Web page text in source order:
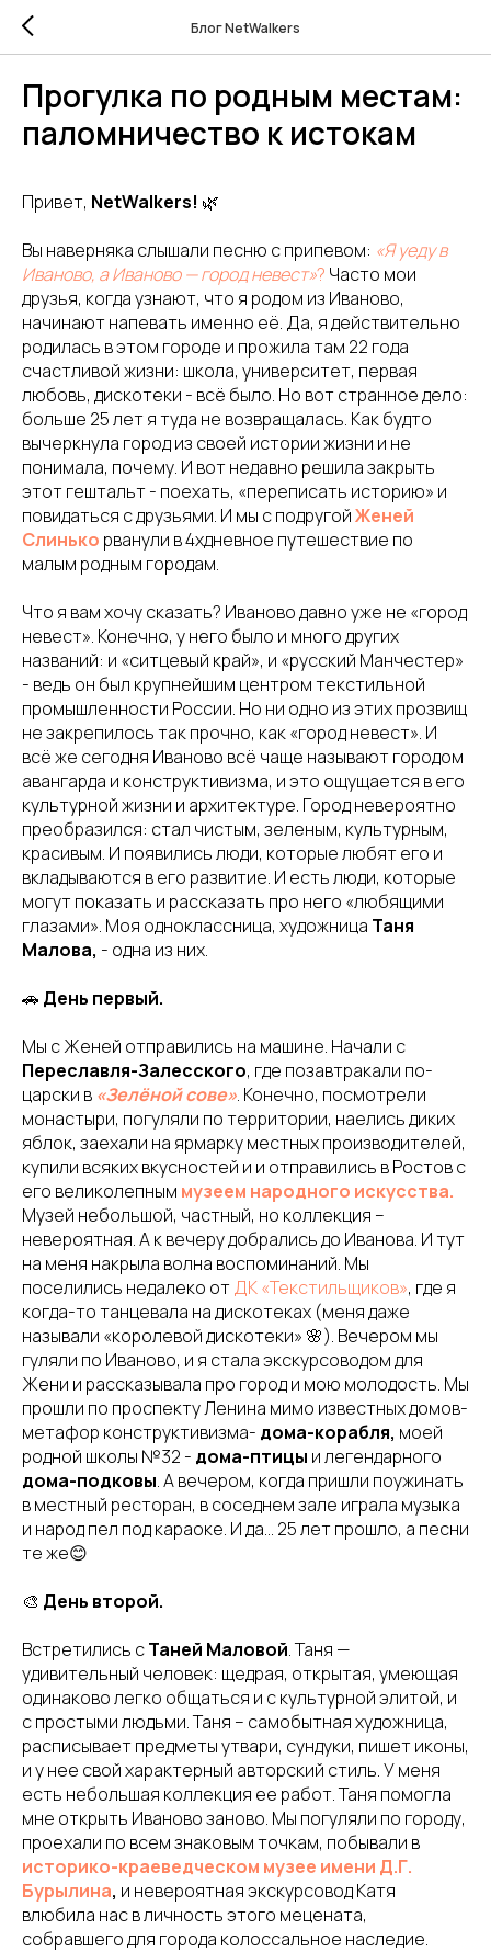
Блог NetWalkers
Прогулка по родным местам:
паломничество к истокам
Привет, NetWalkers! 🌿
Вы наверняка слышали песню с припевом: «Я уеду в
Иваново, а Иваново — город невест»? Часто мои
друзья, когда узнают, что я родом из Иваново,
начинают напевать именно её. Да, я действительно
родилась в этом городе и прожила там 22 года
счастливой жизни: школа, университет, первая
любовь, дискотеки - всё было. Но вот странное дело:
больше 25 лет я туда не возвращалась. Как будто
вычеркнула город из своей истории жизни и не
понимала, почему. И вот недавно решила закрыть
этот гештальт - поехать, «переписать историю» и
повидаться с друзьями. И мы с подругойЖеней
Слинько рванули в 4хдневное путешествие по
малым родным городам.
Что я вам хочу сказать? Иваново давно уже не «город
невест». Конечно, у него было и много других
названий: и «ситцевый край», и «русский Манчестер»
- ведь он был крупнейшим центром текстильной
промышленности России. Но ни одно из этих прозвищ
не закрепилось так прочно, как «город невест». И
всё же сегодня Иваново всё чаще называют городом
авангарда и конструктивизма, и это ощущается в его
культурной жизни и архитектуре. Город невероятно
преобразился: стал чистым, зеленым, культурным,
красивым. И появились люди, которые любят его и
вкладываются в его развитие. И есть люди, которые
могут показать и рассказать про него «любящими
глазами». Моя одноклассница, художница Таня
Малова, - одна из них.
🚗 День первый.
Мы с Женей отправились на машине. Начали с
Переславля-Залесского, где позавтракали по-
царски в «Зелёной сове». Конечно, посмотрели
монастыри, погуляли по территории, наелись диких
яблок, заехали на ярмарку местных производителей,
купили всяких вкусностей и и отправились в Ростов с
его великолепным музеем народного искусства.
Музей небольшой, частный, но коллекция –
невероятная. А к вечеру добрались до Иванова. И тут
на меня накрыла волна воспоминаний. Мы
поселились недалеко отДК «Текстильщиков», где я
когда-то танцевала на дискотеках (меня даже
называли «королевой дискотеки» 🌸). Вечером мы
гуляли по Иваново, и я стала экскурсоводом для
Жени и рассказывала про город и мою молодость. Мы
прошли по проспекту Ленина мимо известных домов-
метафор конструктивизма- дома-корабля, моей
родной школы №32 - дома-птицы и легендарного
дома-подковы. А вечером, когда пришли поужинать
в местный ресторан, в соседнем зале играла музыка
и народ пел под караоке. И да… 25 лет прошло, а песни
те же😊
🎨 День второй.
Встретились сТаней Маловой. Таня —
удивительный человек: щедрая, открытая, умеющая
одинаково легко общаться и с культурной элитой, и
с простыми людьми. Таня – самобытная художница,
расписывает предметы утвари, сундуки, пишет иконы,
и у нее свой характерный авторский стиль. У меня
есть небольшая коллекция ее работ. Таня помогла
мне открыть Иваново заново. Мы погуляли по городу,
проехали по всем знаковым точкам, побывали в
историко-краеведческом музее имени Д.Г.
Бурылина, и невероятная экскурсовод Катя
влюбила нас в личность этого мецената,
собравшего для города колоссальное наследие.